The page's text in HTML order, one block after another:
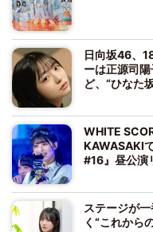
日向坂46、
ーは正源司
ど、“ひなた
WHITE
KAWASAKI
#16』昼公演
ステージが
く“これから